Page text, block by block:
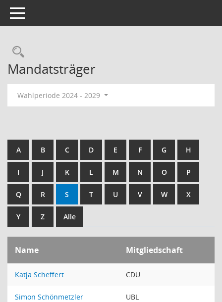
Toggle navigation
Rechercheauswahl
Mandatsträger
Wahlperiode 2024 - 2029
A B C D E F G H
I J K L M N O P
Q R S T U V W X
Y Z Alle
Name Mitgliedschaft
Katja Scheffert CDU
Simon Schönmetzler UBL